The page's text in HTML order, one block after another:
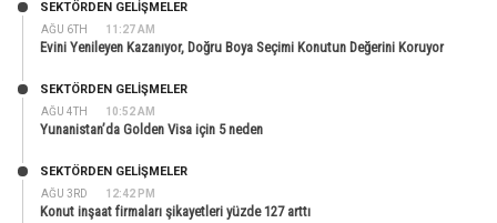
AĞU 6TH 11:27 AM
SEKTÖRDEN GELIŞMELER
Evini Yenileyen Kazanıyor, Doğru Boya Seçimi Konutun Değerini Koruyor
AĞU 4TH 10:52 AM
SEKTÖRDEN GELIŞMELER
Yunanistan’da Golden Visa için 5 neden
AĞU 3RD 12:42 PM
SEKTÖRDEN GELIŞMELER
Konut inşaat firmaları şikayetleri yüzde 127 arttı